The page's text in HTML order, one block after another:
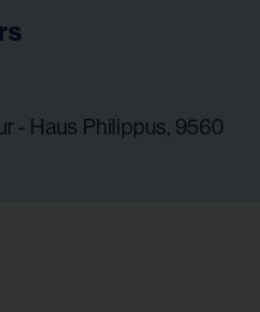
- Haus Philippus, 9560